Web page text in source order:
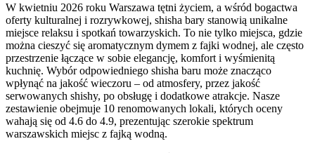
W kwietniu 2026 roku Warszawa tętni życiem, a wśród bogactwa
oferty kulturalnej i rozrywkowej, shisha bary stanowią unikalne
miejsce relaksu i spotkań towarzyskich. To nie tylko miejsca, gdzie
można cieszyć się aromatycznym dymem z fajki wodnej, ale często
przestrzenie łączące w sobie elegancję, komfort i wyśmienitą
kuchnię. Wybór odpowiedniego shisha baru może znacząco
wpłynąć na jakość wieczoru – od atmosfery, przez jakość
serwowanych shishy, po obsługę i dodatkowe atrakcje. Nasze
zestawienie obejmuje 10 renomowanych lokali, których oceny
wahają się od 4.6 do 4.9, prezentując szerokie spektrum
warszawskich miejsc z fajką wodną.